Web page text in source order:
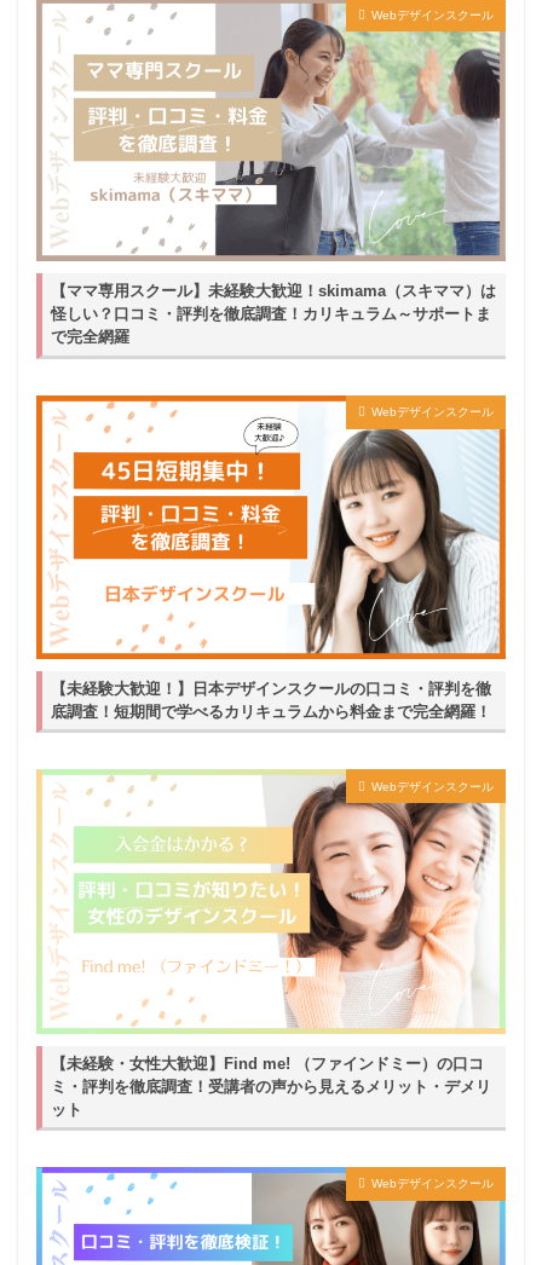
Webデザインスクール
【ママ専用スクール】未経験大歓迎！skimama（スキママ）は
怪しい？口コミ・評判を徹底調査！カリキュラム～サポートま
で完全網羅
Webデザインスクール
【未経験大歓迎！】日本デザインスクールの口コミ・評判を徹
底調査！短期間で学べるカリキュラムから料金まで完全網羅！
Webデザインスクール
【未経験・女性大歓迎】Find me! （ファインドミー）の口コ
ミ・評判を徹底調査！受講者の声から見えるメリット・デメリ
ット
Webデザインスクール